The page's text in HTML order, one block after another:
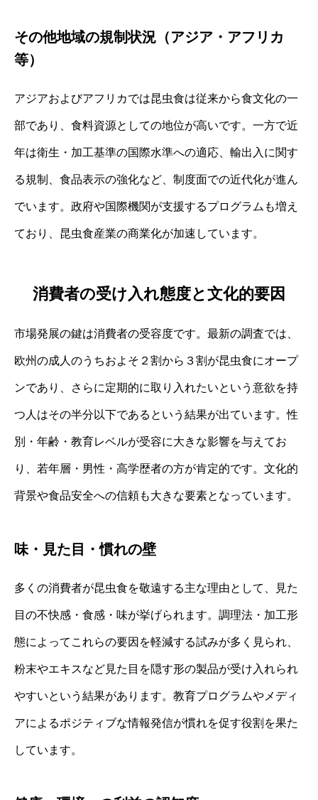
その他地域の規制状況（アジア・アフリカ
等）
アジアおよびアフリカでは昆虫食は従来から食文化の一
部であり、食料資源としての地位が高いです。一方で近
年は衛生・加工基準の国際水準への適応、輸出入に関す
る規制、食品表示の強化など、制度面での近代化が進ん
でいます。政府や国際機関が支援するプログラムも増え
ており、昆虫食産業の商業化が加速しています。
消費者の受け入れ態度と文化的要因
市場発展の鍵は消費者の受容度です。最新の調査では、
欧州の成人のうちおよそ２割から３割が昆虫食にオープ
ンであり、さらに定期的に取り入れたいという意欲を持
つ人はその半分以下であるという結果が出ています。性
別・年齢・教育レベルが受容に大きな影響を与えてお
り、若年層・男性・高学歴者の方が肯定的です。文化的
背景や食品安全への信頼も大きな要素となっています。
味・見た目・慣れの壁
多くの消費者が昆虫食を敬遠する主な理由として、見た
目の不快感・食感・味が挙げられます。調理法・加工形
態によってこれらの要因を軽減する試みが多く見られ、
粉末やエキスなど見た目を隠す形の製品が受け入れられ
やすいという結果があります。教育プログラムやメディ
アによるポジティブな情報発信が慣れを促す役割を果た
しています。